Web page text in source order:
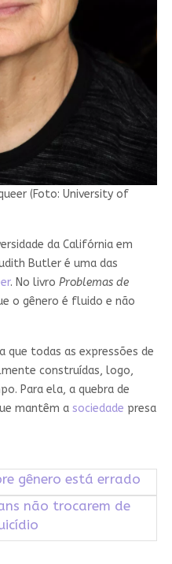
(Foto: University of
da Califórnia em
Butler é uma das
. No livro Problemas de
o gênero é fluido e não
que todas as expressões de
construídas, logo,
Para ela, a quebra de
mantêm a sociedade presa
gênero está errado
não trocarem de